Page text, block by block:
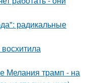
радикальные
Мелания трамп - на